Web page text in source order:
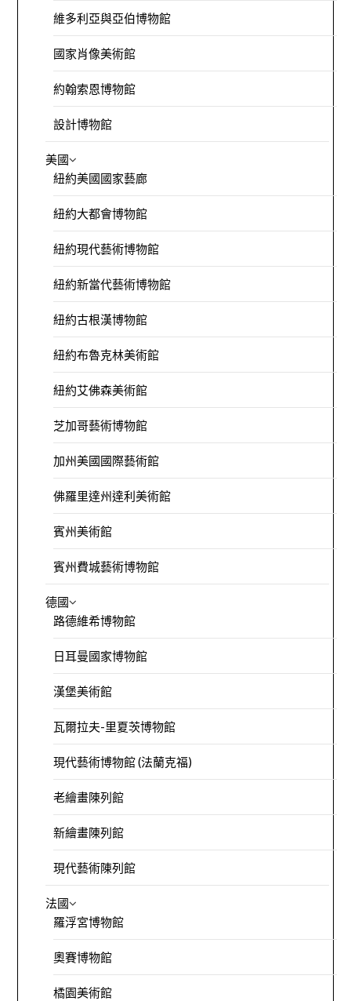
維多利亞與亞伯博物館
國家肖像美術館
約翰索恩博物館
設計博物館
美國
紐約美國國家藝廊
紐約大都會博物館
紐約現代藝術博物館
紐約新當代藝術博物館
紐約古根漢博物館
紐約布魯克林美術館
紐約艾佛森美術館
芝加哥藝術博物館
加州美國國際藝術館
佛羅里達州達利美術館
賓州美術館
賓州費城藝術博物館
德國
路德維希博物館
日耳曼國家博物館
漢堡美術館
瓦爾拉夫-里夏茨博物館
現代藝術博物館 (法蘭克福)
老繪畫陳列館
新繪畫陳列館
現代藝術陳列館
法國
羅浮宮博物館
奧賽博物館
橘園美術館